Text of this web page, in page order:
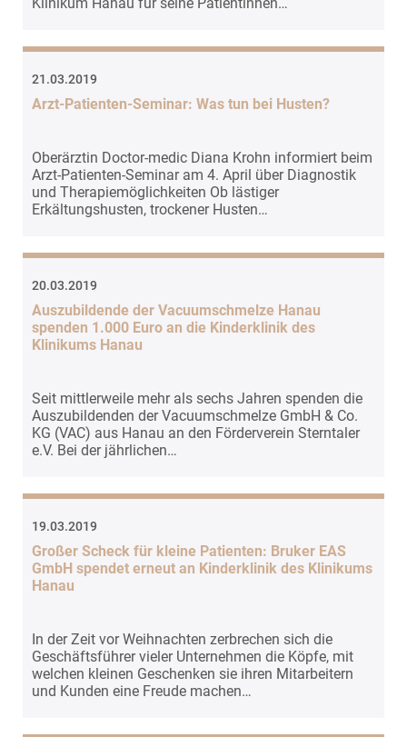
21.03.2019
Arzt-Patienten-Seminar: Was tun bei Husten?
Oberärztin Doctor-medic Diana Krohn informiert beim
Arzt-Patienten-Seminar am 4. April über Diagnostik
und Therapiemöglichkeiten Ob lästiger
Erkältungshusten, trockener Husten…
20.03.2019
Auszubildende der Vacuumschmelze Hanau
spenden 1.000 Euro an die Kinderklinik des
Klinikums Hanau
Seit mittlerweile mehr als sechs Jahren spenden die
Auszubildenden der Vacuumschmelze GmbH & Co.
KG (VAC) aus Hanau an den Förderverein Sterntaler
e.V. Bei der jährlichen…
19.03.2019
Großer Scheck für kleine Patienten: Bruker EAS
GmbH spendet erneut an Kinderklinik des Klinikums
Hanau
In der Zeit vor Weihnachten zerbrechen sich die
Geschäftsführer vieler Unternehmen die Köpfe, mit
welchen kleinen Geschenken sie ihren Mitarbeitern
und Kunden eine Freude machen…
Um Inhalte von Videoplattformen und Social Media
Vimeo